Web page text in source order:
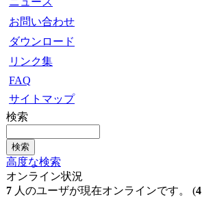
お問い合わせ
ダウンロード
リンク集
FAQ
サイトマップ
検索
高度な検索
オンライン状況
7 人のユーザが現在オンラインです。 (4